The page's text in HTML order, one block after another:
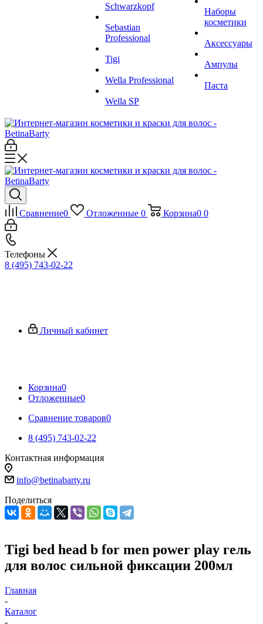
Schwarzkopf
Sebastian
Professional
Tigi
Wella Professional
Wella SP
Наборы
косметики
Аксессуары
Ампулы
Паста
Сравнение0 Отложенные 0 Корзина0 0
Телефоны
8 (495) 743-02-22
Личный кабинет
Корзина0
Отложенные0
Сравнение товаров0
8 (495) 743-02-22
Контактная информация
info@betinabarty.ru
Поделиться
Tigi bed head b for men power play гель
для волос сильной фиксации 200мл
Главная
-
Каталог
-